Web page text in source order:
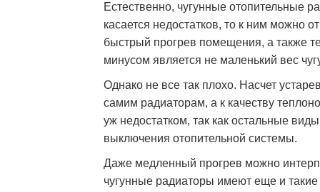
Естественно, чугунные отопительные
касается недостатков, то к ним можно
быстрый прогрев помещения, а также
минусом является не маленький вес
Однако не все так плохо. Насчет
самим радиаторам, а к качеству
уж недостатком, так как остальные
выключения отопительной системы.
Даже медленный прогрев можно
чугунные радиаторы имеют еще и